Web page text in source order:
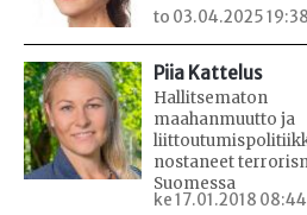
to 03.04.2025 19:38
Piia Kattelus
Hallitsematon
maahanmuutto ja
nostaneet
Suomessa
ke 17.01.2018 08:44